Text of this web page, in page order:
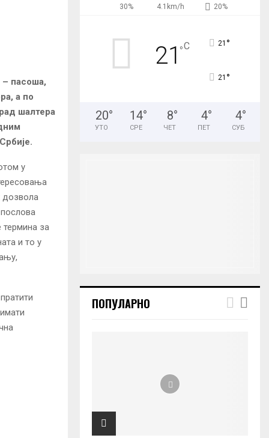
– пасоша,
а по
шалтера
у
дозвола
за
и то у
30% 4.1km/h 20%
21°C 21 °
21 °
20°
УТО
14°
СРЕ
8°
ЧЕТ
4°
ПЕТ
4°
СУБ
ПОПУЛАРНО